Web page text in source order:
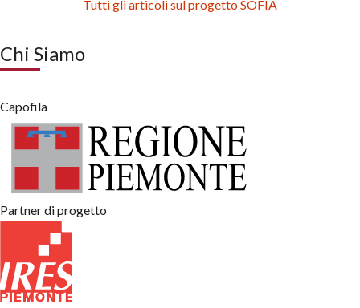
Tutti gli articoli sul progetto SOFIA
Chi Siamo
Capofila
Partner di progetto